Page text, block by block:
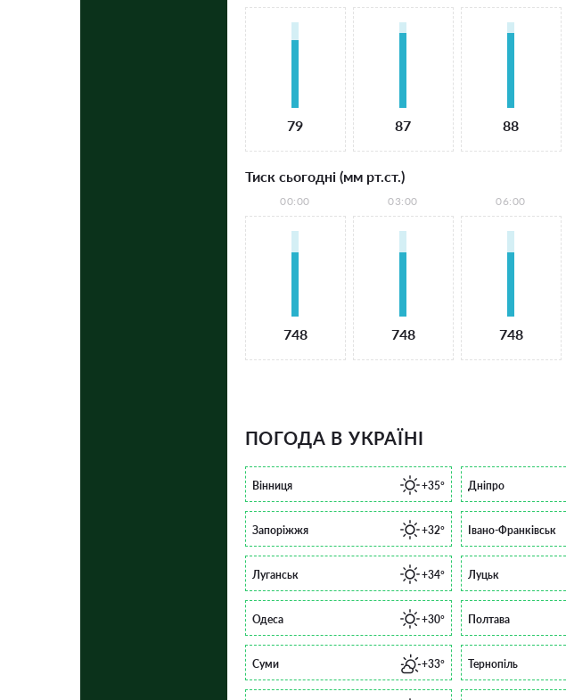
79 87 88
Тиск сьогодні (мм рт.ст.)
00:00
748
03:00
748
06:00
748
ПОГОДА В УКРАЇНІ
Вінниця +35° Дніпро
Запоріжжя +32° Івано-Франківськ
Луганськ +34° Луцьк
Одеса +30° Полтава
Суми +33° Тернопіль